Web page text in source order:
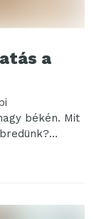
a
békén. Mit